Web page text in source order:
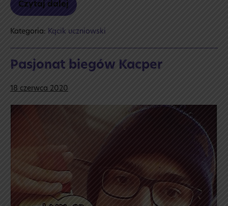
Czytaj dalej
Co robiliśmy
Kategoria: Kącik uczniowski
Pasjonat biegów Kacper
18 czerwca 2020